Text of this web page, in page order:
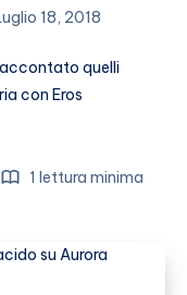
18, 2018
quelli
con Eros
1 lettura minima